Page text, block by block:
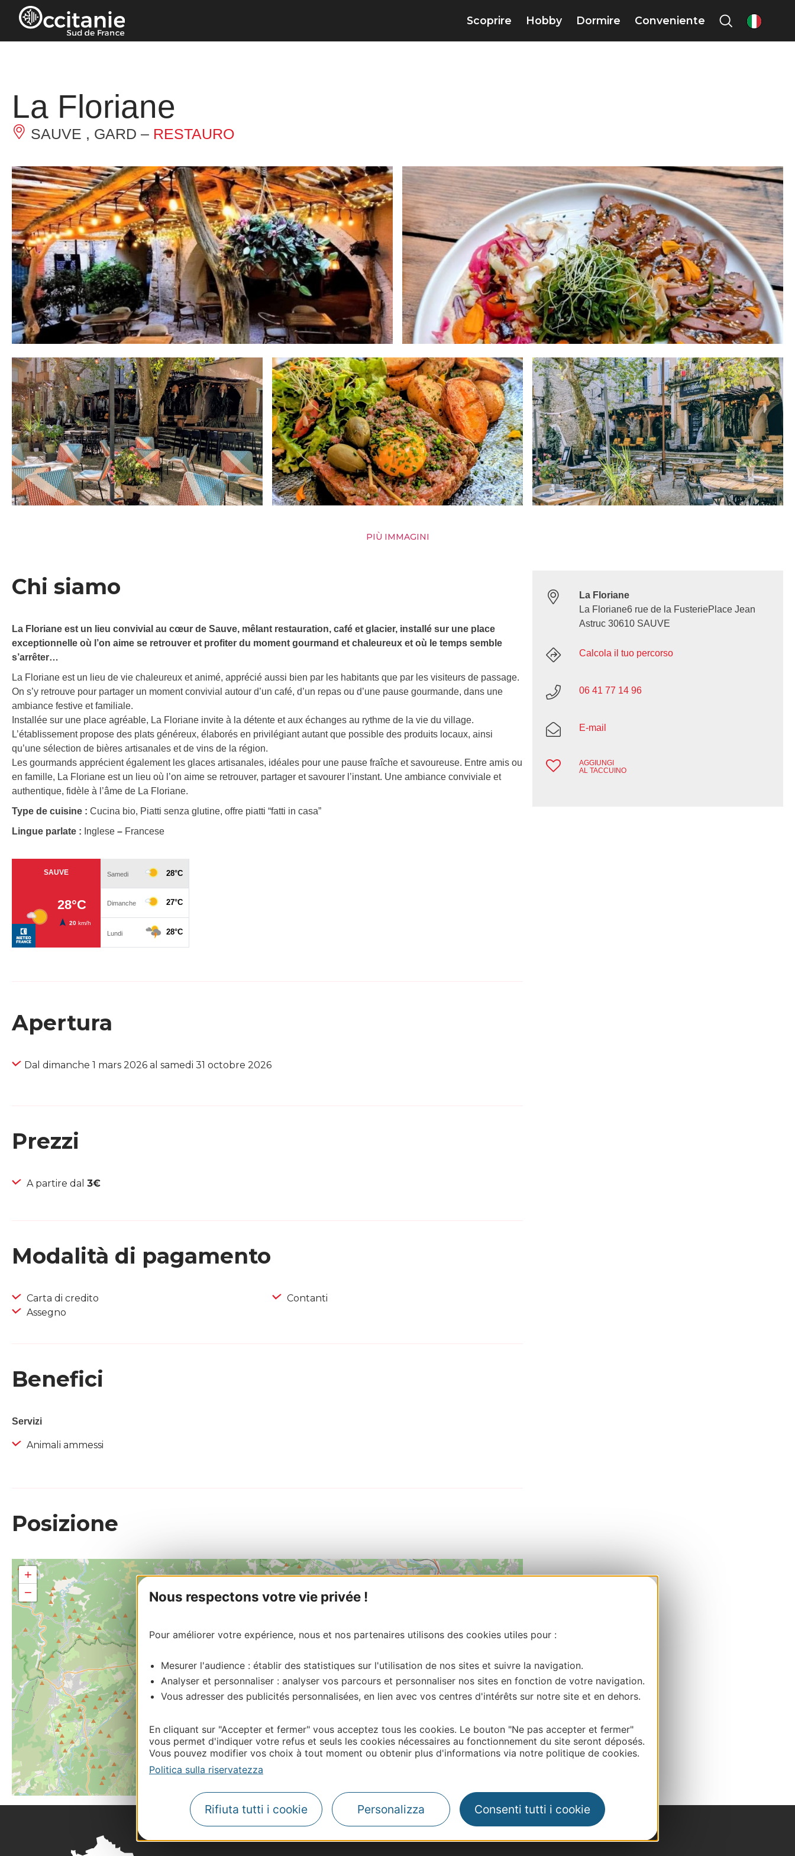
Pannello di gestione dei cookies
Nous respectons votre vie privée !
Pour améliorer votre expérience, nous et nos partenaires utilisons des cookies utiles pour :
Mesurer l'audience : établir des statistiques sur l'utilisation de nos sites et suivre la navigation.
Analyser et personnaliser : analyser vos parcours et personnaliser nos sites en fonction de votre navigation.
Vous adresser des publicités personnalisées, en lien avec vos centres d'intérêts sur notre site et en dehors.
En cliquant sur "Accepter et fermer" vous acceptez tous les cookies. Le bouton "Ne pas accepter et fermer"
vous permet d'indiquer votre refus et seuls les cookies nécessaires au fonctionnement du site seront déposés.
Vous pouvez modifier vos choix à tout moment ou obtenir plus d'informations via notre politique de cookies.
Politica sulla riservatezza
Rifiuta tutti i cookie Personalizza Consenti tutti i cookie
Scoprire Hobby Dormire Conveniente
La Floriane
SAUVE , GARD – RESTAURO
PIÙ IMMAGINI
Chi siamo
La Floriane est un lieu convivial au cœur de Sauve, mêlant restauration, café et glacier, installé sur une place
exceptionnelle où l’on aime se retrouver et profiter du moment gourmand et chaleureux et où le temps semble
s’arrêter…
La Floriane est un lieu de vie chaleureux et animé, apprécié aussi bien par les habitants que par les visiteurs de passage.
On s’y retrouve pour partager un moment convivial autour d’un café, d’un repas ou d’une pause gourmande, dans une
ambiance festive et familiale.
Installée sur une place agréable, La Floriane invite à la détente et aux échanges au rythme de la vie du village.
L’établissement propose des plats généreux, élaborés en privilégiant autant que possible des produits locaux, ainsi
qu’une sélection de bières artisanales et de vins de la région.
Les gourmands apprécient également les glaces artisanales, idéales pour une pause fraîche et savoureuse. Entre amis ou
en famille, La Floriane est un lieu où l’on aime se retrouver, partager et savourer l’instant. Une ambiance conviviale et
authentique, fidèle à l’âme de La Floriane.
Type de cuisine : Cucina bio, Piatti senza glutine, offre piatti “fatti in casa”
Lingue parlate : Inglese – Francese
Apertura
Dal dimanche 1 mars 2026 al samedi 31 octobre 2026
Prezzi
A partire dal 3€
Modalità di pagamento
Carta di credito
Assegno
Contanti
Benefici
Servizi
Animali ammessi
Posizione
+
−
Leaflet| Map data © OpenStreetMap contributors
La Floriane
La Floriane6 rue de la FusteriePlace Jean
Astruc 30610 SAUVE
Calcola il tuo percorso
06 41 77 14 96
E-mail
AGGIUNGI
AL TACCUINO